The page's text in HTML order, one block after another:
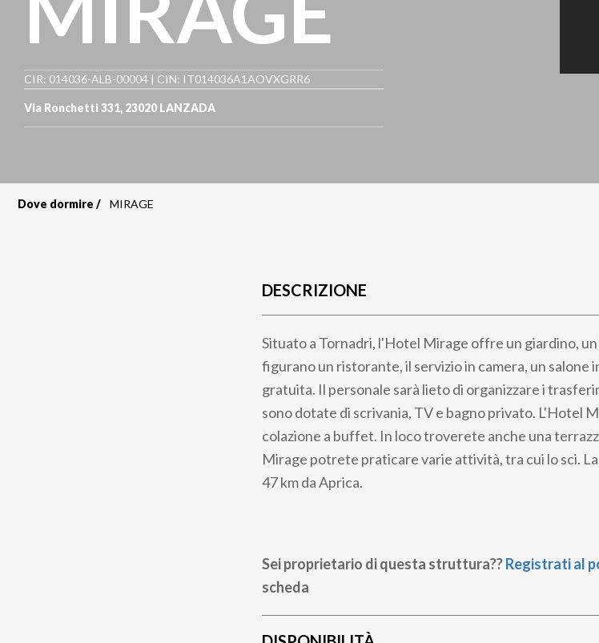
CIR: 014036-ALB-00004 | CIN: IT014036A1AOVXGRR6
Via Ronchetti 331, 23020 LANZADA
Dove dormire MIRAGE
DESCRIZIONE
Situato a Tornadri, l'Hotel Mirage offre un giardino,
figurano un ristorante, il servizio in camera, un salone
gratuita. Il personale sarà lieto di organizzare i
sono dotate di scrivania, TV e bagno privato. L'Hotel
colazione a buffet. In loco troverete anche una
Mirage potrete praticare varie attività, tra cui lo sci.
47 km da Aprica.
Sei proprietario di questa struttura??Registrati al
scheda